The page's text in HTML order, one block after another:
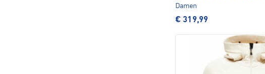
Damen
€ 319,99